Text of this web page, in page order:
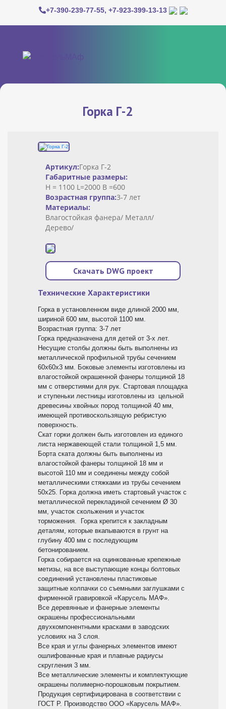
+7-390-239-77-55, +7-923-399-13-13
Горка Г-2
Артикул:Горка Г-2
Габаритные размеры:
H = 1100 L=2000 B =600
Возрастная группа:3-7 лет
Материалы:
Влагостойкая фанера/ Металл/
Дерево/
Скачать DWG проект
Технические Характеристики
Горка в установленном виде длиной 2000 мм,
шириной 600 мм, высотой 1100 мм.
Возрастная группа: 3-7 лет
Горка предназначена для детей от 3-х лет.
Несущие столбы должны быть выполнены из
металлической профильной трубы сечением
60х60х3 мм. Боковые элементы изготовлены из
влагостойкой окрашенной фанеры толщиной 18
мм с отверстиями для рук. Стартовая площадка
и ступеньки лестницы изготовлены из цельной
древесины хвойных пород толщиной 40 мм,
имеющей противоскользящую ребристую
поверхность.
Скат горки должен быть изготовлен из единого
листа нержавеющей стали толщиной 1,5 мм.
Борта ската должны быть выполнены из
влагостойкой фанеры толщиной 18 мм и
высотой 110 мм и соединены между собой
металлическими стяжками из трубы сечением
50х25. Горка должна иметь стартовый участок с
металлической перекладиной сечением Ø 30
мм, участок скольжения и участок
торможения. Горка крепится к закладным
деталям, которые вкапываются в грунт на
глубину 400 мм с последующим
бетонированием.
Горка собирается на оцинкованные крепежные
метизы, на все выступающие концы болтовых
соединений установлены пластиковые
защитные колпачки со съемными заглушками с
фирменной гравировкой «Карусель МАФ».
Все деревянные и фанерные элементы
окрашены профессиональными
двухкомпонентными красками в заводских
условиях на 3 слоя.
Все края и углы фанерных элементов имеют
ошлифованные края и плавные радиусы
скругления 3 мм.
Все металлические элементы и комплектующие
окрашены полимерно-порошковым покрытием.
Продукция сертифицирована в соответствии с
ГОСТ Р. Производство ООО «Карусель МАФ».